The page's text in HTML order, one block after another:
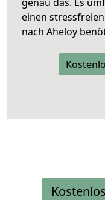
einen
nach Aheloy